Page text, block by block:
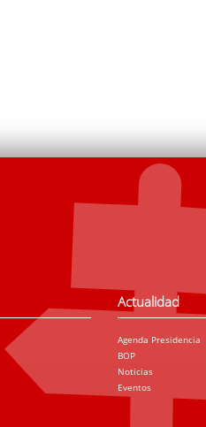
Actualidad
Agenda Presidencia
BOP
Noticias
Eventos